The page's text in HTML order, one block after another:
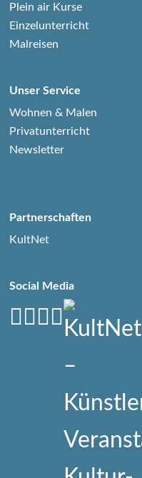
Plein air Kurse
Einzelunterricht
Malreisen
Unser Service
Wohnen & Malen
Privatunterricht
Newsletter
Partnerschaften
KultNet
Social Media